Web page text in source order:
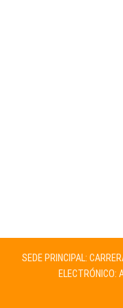
SEDE PRINCIPAL:
ELECTRÓNICO: